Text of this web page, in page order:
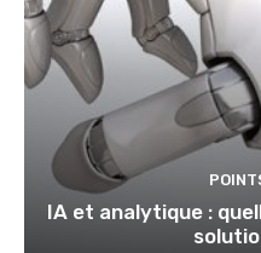
IA et analytique :